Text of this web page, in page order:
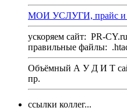
МОИ УСЛУГИ, прайс и
ускоряем сайт: PR-
правильные файлы:
Объёмный А У Д И Т
пр.
ссылки коллег...